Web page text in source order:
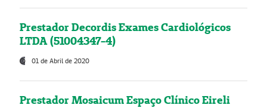
Prestador Decordis Exames Cardiológicos
LTDA (51004347-4)
01 de Abril de 2020
Prestador Mosaicum Espaço Clínico Eireli